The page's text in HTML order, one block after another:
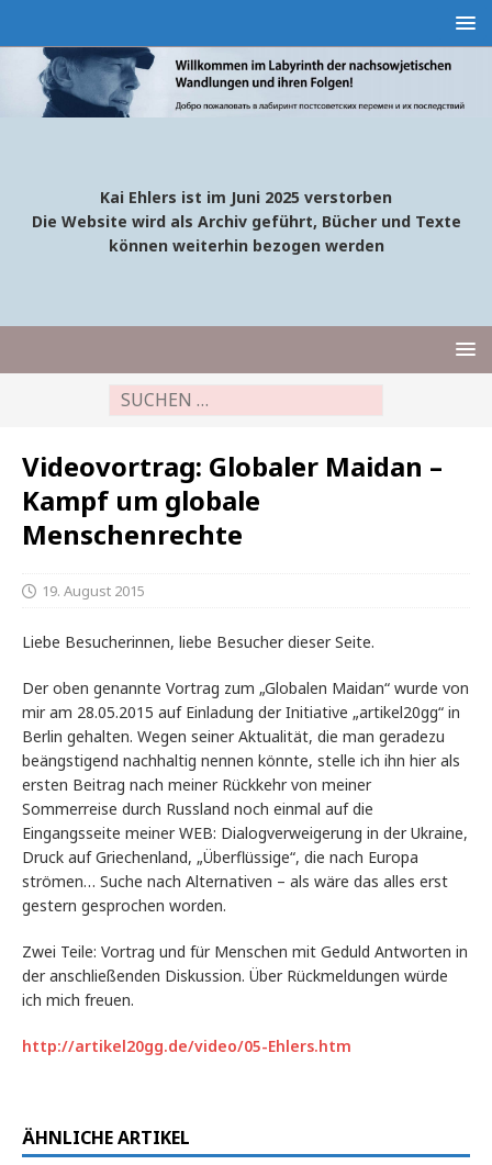
Kai Ehlers ist im Juni 2025 verstorben
Die Website wird als Archiv geführt, Bücher und Texte
können weiterhin bezogen werden
Videovortrag: Globaler Maidan –
Kampf um globale
Menschenrechte
19. August 2015
Liebe Besucherinnen, liebe Besucher dieser Seite.
Der oben genannte Vortrag zum „Globalen Maidan“ wurde von
mir am 28.05.2015 auf Einladung der Initiative „artikel20gg“ in
Berlin gehalten. Wegen seiner Aktualität, die man geradezu
beängstigend nachhaltig nennen könnte, stelle ich ihn hier als
ersten Beitrag nach meiner Rückkehr von meiner
Sommerreise durch Russland noch einmal auf die
Eingangsseite meiner WEB: Dialogverweigerung in der Ukraine,
Druck auf Griechenland, „Überflüssige“, die nach Europa
strömen… Suche nach Alternativen – als wäre das alles erst
gestern gesprochen worden.
Zwei Teile: Vortrag und für Menschen mit Geduld Antworten in
der anschließenden Diskussion. Über Rückmeldungen würde
ich mich freuen.
http://artikel20gg.de/video/05-Ehlers.htm
ÄHNLICHE ARTIKEL